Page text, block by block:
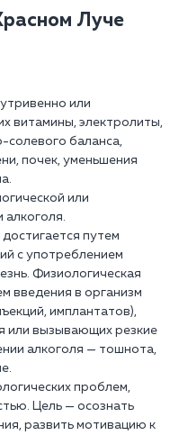
Луче
или
витамины, электролиты,
солевого баланса,
почек, уменьшения
или
путем
с употреблением
Физиологическая
введения в организм
имплантатов),
или вызывающих резкие
алкоголя — тошнота,
проблем,
Цель — осознать
развить мотивацию к